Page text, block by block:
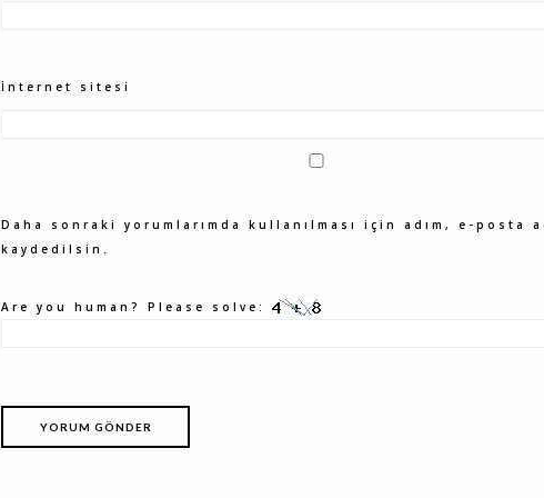
İnternet sitesi
Daha sonraki yorumlarımda kullanılması için adım, e-posta
kaydedilsin.
Are you human? Please solve: